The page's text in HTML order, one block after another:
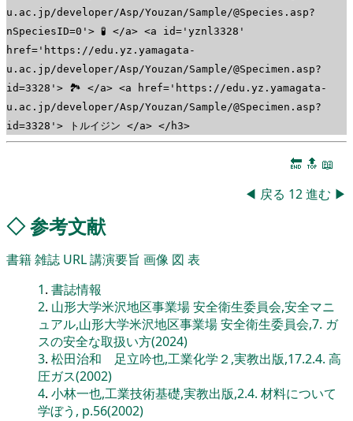
u.ac.jp/developer/Asp/Youzan/Sample/@Species.asp?
nSpeciesID=0'> 🧪 </a> <a id='yznl3328'
href='https://edu.yz.yamagata-
u.ac.jp/developer/Asp/Youzan/Sample/@Specimen.asp?
id=3328'> 🏞 </a> <a href='https://edu.yz.yamagata-
u.ac.jp/developer/Asp/Youzan/Sample/@Specimen.asp?
id=3328'> トルイジン </a> </h3>
🔚 🔝 📖
◀ 戻る 12進む ▶
◇参考文献
書籍雑誌 URL講演要旨 画像 図 表
1. 書誌情報
2. 山形大学米沢地区事業場 安全衛生委員会,安全マニ
ュアル,山形大学米沢地区事業場 安全衛生委員会,7. ガ
スの安全な取扱い方(2024)
3. 松田治和 足立吟也,工業化学２,実教出版,17.2.4. 高
圧ガス(2002)
4. 小林一也,工業技術基礎,実教出版,2.4. 材料について
学ぼう, p.56(2002)